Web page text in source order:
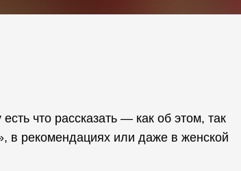
что рассказать — как об этом, так
в рекомендациях или даже в женской